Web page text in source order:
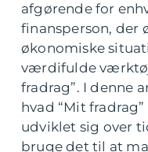
afgørende for
finansperson, der
økonomiske
værdifulde
fradrag”. I denne
hvad “Mit
udviklet sig over
bruge det til at